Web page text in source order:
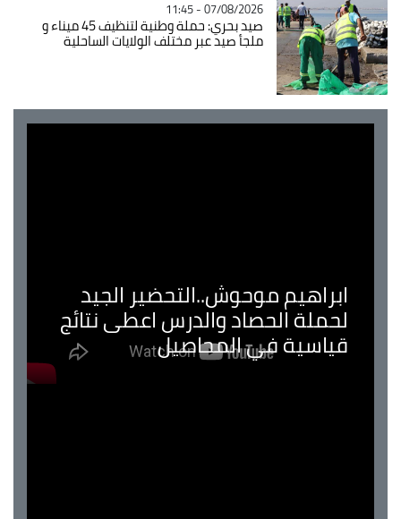
07/08/2026 - 11:45
صيد بحري: حملة وطنية لتنظيف 45 ميناء و
ملجأ صيد عبر مختلف الولايات الساحلية
ابراهيم موحوش..التحضير الجيد
لحملة الحصاد والدرس اعطى نتائج
قياسية في المحاصيل